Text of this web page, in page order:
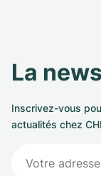
La
Inscrivez-vous
actualités chez